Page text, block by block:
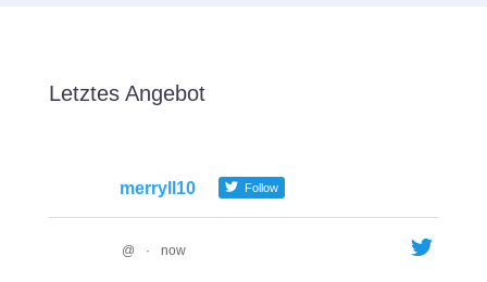
Letztes Angebot
merryll10 Follow
@ · now